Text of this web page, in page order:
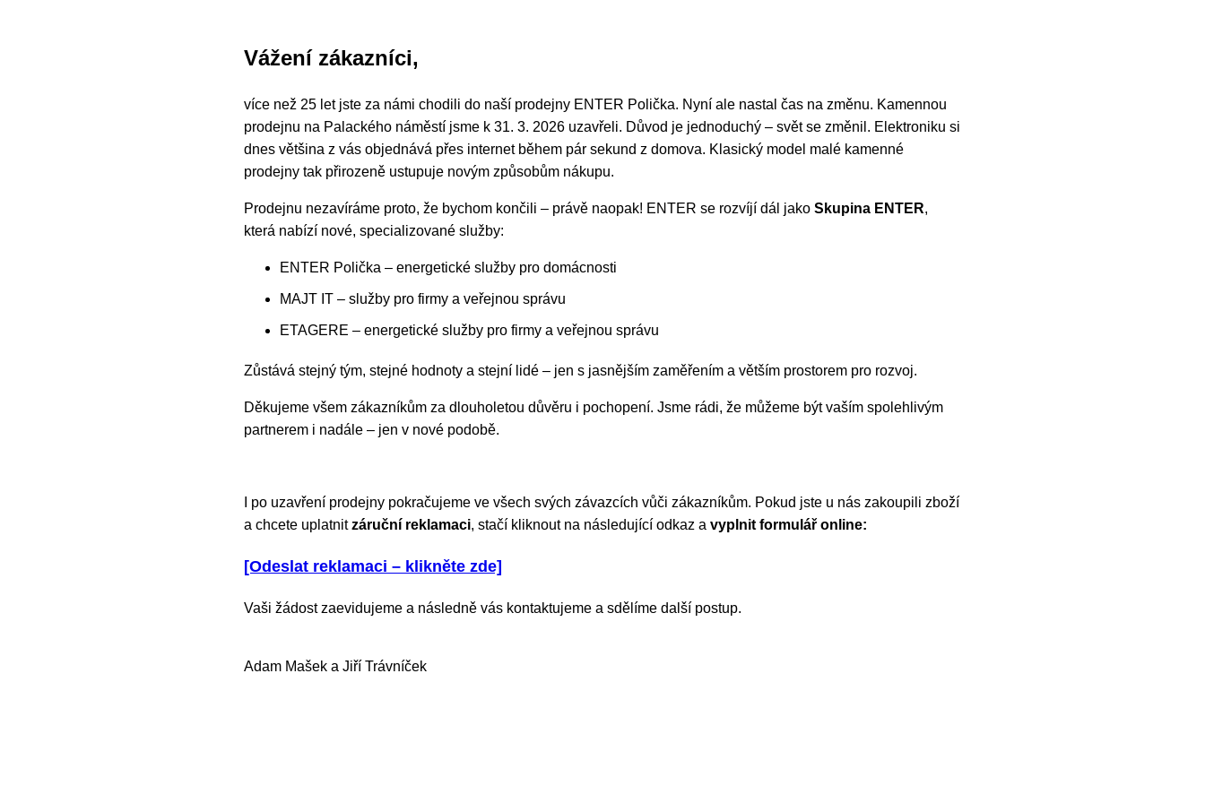
Vážení zákazníci,
více než 25 let jste za námi chodili do naší prodejny ENTER Polička. Nyní ale nastal čas na změnu. Kamennou
prodejnu na Palackého náměstí jsme k 31. 3. 2026 uzavřeli. Důvod je jednoduchý – svět se změnil. Elektroniku si
dnes většina z vás objednává přes internet během pár sekund z domova. Klasický model malé kamenné
prodejny tak přirozeně ustupuje novým způsobům nákupu.
Prodejnu nezavíráme proto, že bychom končili – právě naopak! ENTER se rozvíjí dál jako Skupina ENTER,
která nabízí nové, specializované služby:
ENTER Polička – energetické služby pro domácnosti
MAJT IT – služby pro firmy a veřejnou správu
ETAGERE – energetické služby pro firmy a veřejnou správu
Zůstává stejný tým, stejné hodnoty a stejní lidé – jen s jasnějším zaměřením a větším prostorem pro rozvoj.
Děkujeme všem zákazníkům za dlouholetou důvěru i pochopení. Jsme rádi, že můžeme být vaším spolehlivým
partnerem i nadále – jen v nové podobě.
I po uzavření prodejny pokračujeme ve všech svých závazcích vůči zákazníkům. Pokud jste u nás zakoupili zboží
a chcete uplatnitzáruční reklamaci, stačí kliknout na následující odkaz a vyplnit formulář online:
[Odeslat reklamaci – klikněte zde]
Vaši žádost zaevidujeme a následně vás kontaktujeme a sdělíme další postup.
Adam Mašek a Jiří Trávníček